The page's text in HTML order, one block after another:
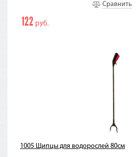
Сравнить
122 руб.
1005 Щипцы для водорослей 80см